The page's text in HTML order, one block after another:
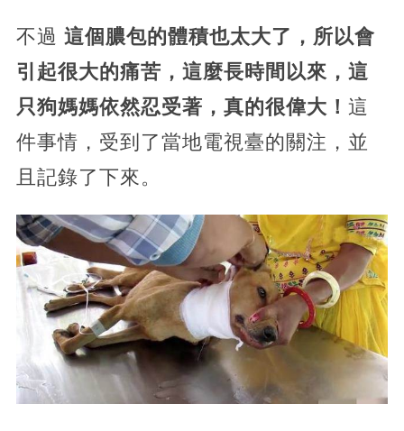
不過 這個膿包的體積也太大了，所以會
引起很大的痛苦，這麼長時間以來，這
只狗媽媽依然忍受著，真的很偉大！ 這
件事情，受到了當地電視臺的關注，並
且記錄了下來。